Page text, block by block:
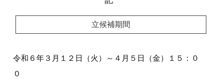
立候補期間
令和６年３月１２日（火）～４月５日（金）１５：０
０